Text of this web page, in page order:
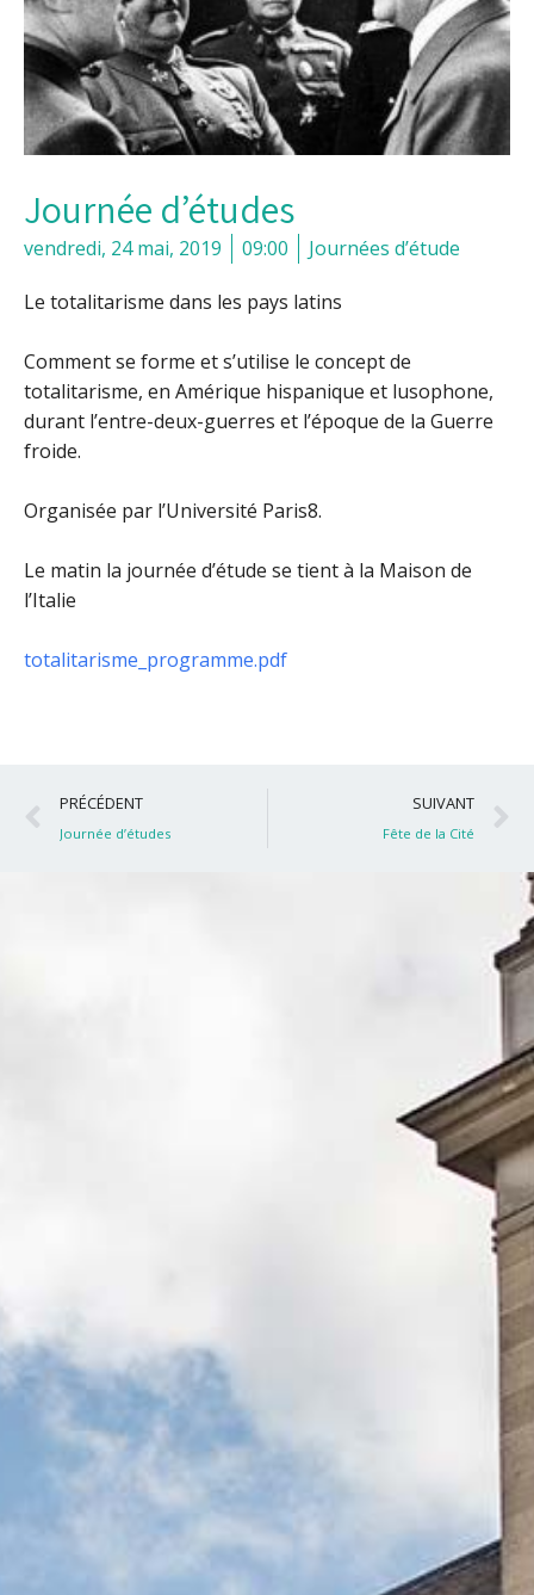
Journée d’études
vendredi, 24 mai, 2019 09:00 Journées d’étude
Le totalitarisme dans les pays latins
Comment se forme et s’utilise le concept de
totalitarisme, en Amérique hispanique et lusophone,
durant l’entre-deux-guerres et l’époque de la Guerre
froide.
Organisée par l’Université Paris8.
Le matin la journée d’étude se tient à la Maison de
l’Italie
totalitarisme_programme.pdf
Précédent
PRÉCÉDENT
Journée d’études
SUIVANT
Fête de la Cité